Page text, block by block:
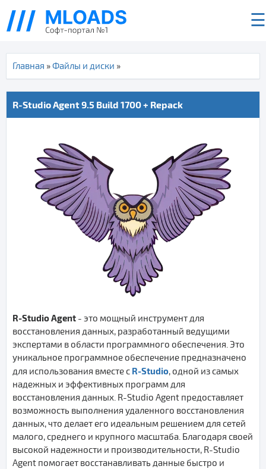
☰
Главная »Файлы и диски »
R-Studio Agent 9.5 Build 1700 + Repack
R-Studio Agent - это мощный инструмент для
восстановления данных, разработанный ведущими
экспертами в области программного обеспечения. Это
уникальное программное обеспечение предназначено
для использования вместе с R-Studio, одной из самых
надежных и эффективных программ для
восстановления данных. R-Studio Agent предоставляет
возможность выполнения удаленного восстановления
данных, что делает его идеальным решением для сетей
малого, среднего и крупного масштаба. Благодаря своей
высокой надежности и производительности, R-Studio
Agent помогает восстанавливать данные быстро и